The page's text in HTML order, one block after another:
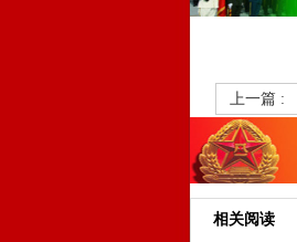
上一篇 :
相关阅读